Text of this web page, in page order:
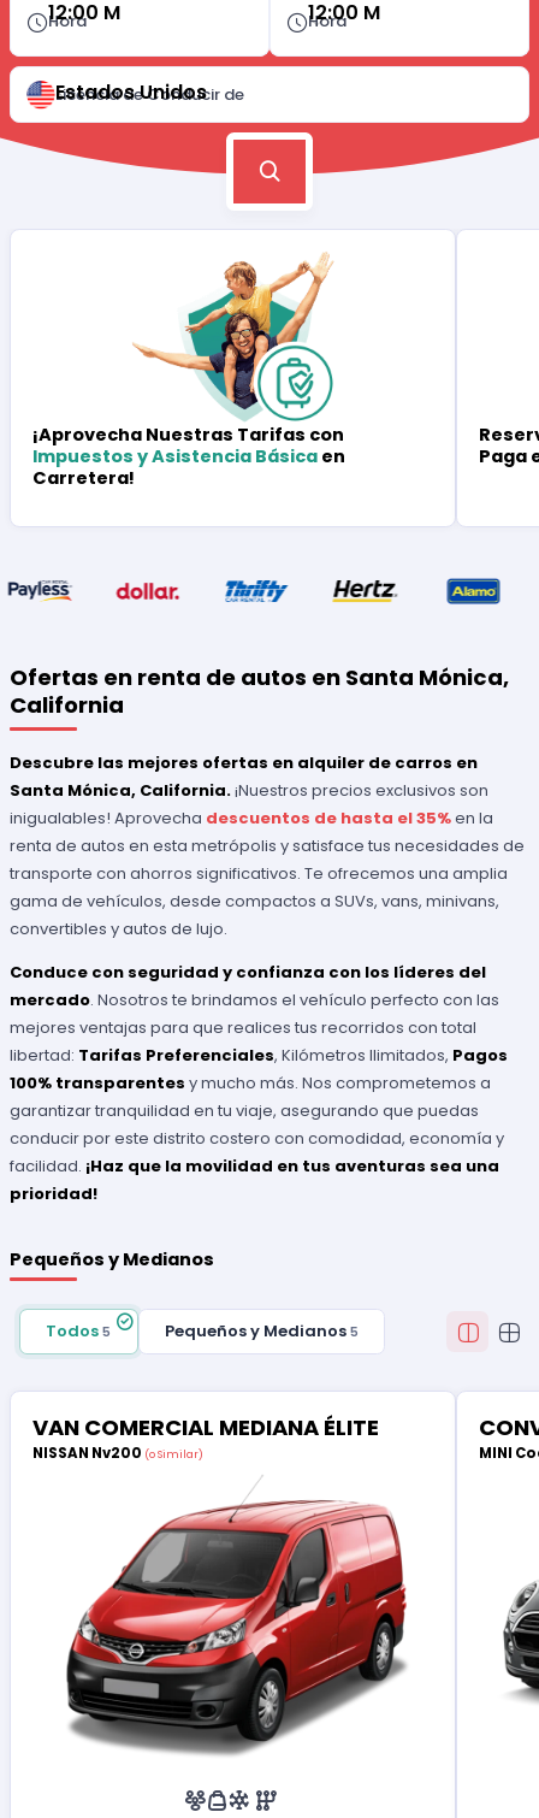
Hora
12:00 M Hora
12:00 M
Licencia de Conducir de
Estados Unidos
¡Aprovecha Nuestras Tarifas con
Impuestos y Asistencia Básica en
Carretera!
Paga
Ofertas en renta de autos en Santa Mónica,
California
Descubre las mejores ofertas en alquiler de carros en
Santa Mónica, California.¡Nuestros precios exclusivos son
inigualables! Aprovecha descuentos de hasta el 35%en la
renta de autos en esta metrópolis y satisface tus necesidades de
transporte con ahorros significativos. Te ofrecemos una amplia
gama de vehículos, desde compactos a SUVs, vans, minivans,
convertibles y autos de lujo.
Conduce con seguridad y confianza con los líderes del
mercado. Nosotros te brindamos el vehículo perfecto con las
mejores ventajas para que realices tus recorridos con total
libertad: Tarifas Preferenciales, Kilómetros Ilimitados, Pagos
100% transparentes y mucho más. Nos comprometemos a
garantizar tranquilidad en tu viaje, asegurando que puedas
conducir por este distrito costero con comodidad, economía y
facilidad. ¡Haz que la movilidad en tus aventuras sea una
prioridad!
Pequeños y Medianos
Todos5 Pequeños y Medianos 5
VAN COMERCIAL MEDIANA ÉLITE
NISSAN Nv200 (o Similar) MINI